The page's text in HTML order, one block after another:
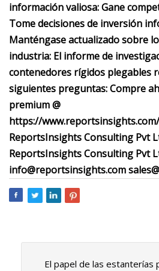
información valiosa: Gane
Tome decisiones de inversión
Manténgase actualizado sobre
industria: El informe de
contenedores rígidos plegables
siguientes preguntas: Compre
premium @
https://
ReportsInsights Consulting Pvt
ReportsInsights Consulting Pvt
info@reportsinsights.com
El papel de las estanterías